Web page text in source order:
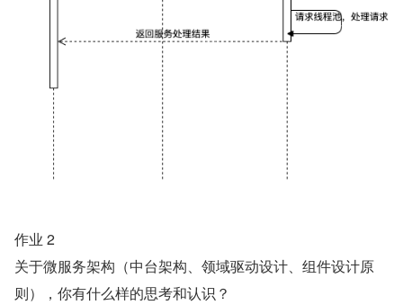
作业 2
关于微服务架构（中台架构、领域驱动设计、组件设计原
则），你有什么样的思考和认识？